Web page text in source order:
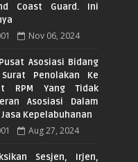
Coast Guard. Ini
Nov 06, 2024
Asosiasi Bidang
Penolakan Ke
RPM Yang Tidak
Asosiasi Dalam
Kepelabuhanan
Aug 27, 2024
Sesjen, Irjen,